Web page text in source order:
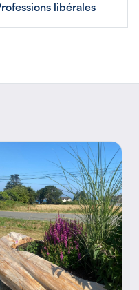
libérales